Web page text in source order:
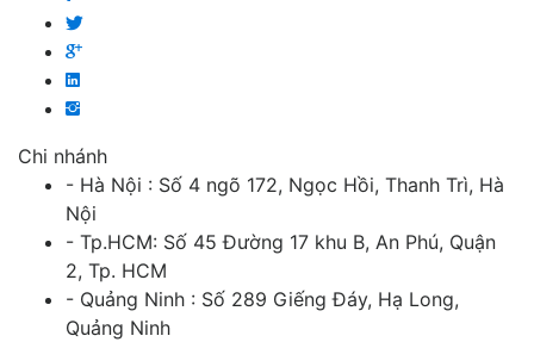
Chi nhánh
- Hà Nội : Số 4 ngõ 172, Ngọc Hồi, Thanh Trì, Hà
Nội
- Tp.HCM: Số 45 Đường 17 khu B, An Phú, Quận
2, Tp. HCM
- Quảng Ninh : Số 289 Giếng Đáy, Hạ Long,
Quảng Ninh